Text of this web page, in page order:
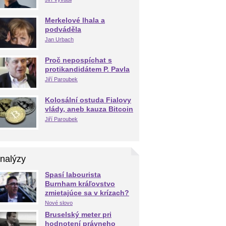
Merkelové lhala a
podváděla
Jan Urbach
Proč nepospíchat s
protikandidátem P. Pavla
Jiří Paroubek
Kolosální ostuda Fialovy
vlády, aneb kauza Bitcoin
Jiří Paroubek
Spasí labourista
Burnham kráľovstvo
zmietajúce sa v krízach?
Nové slovo
Bruselský meter pri
hodnotení právneho